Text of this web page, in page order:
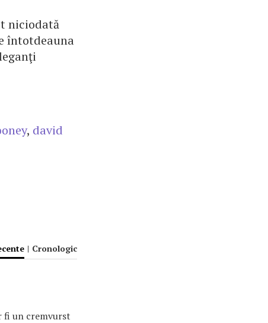
niciodată
întotdeauna
, david
| Cronologic
fi un cremvurst